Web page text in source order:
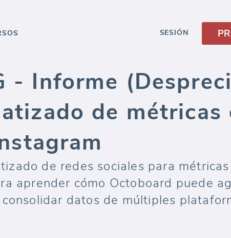
SESIÓN
- Informe
de métricas
de redes sociales para
aprender cómo Octoboard puede
datos de múltiples